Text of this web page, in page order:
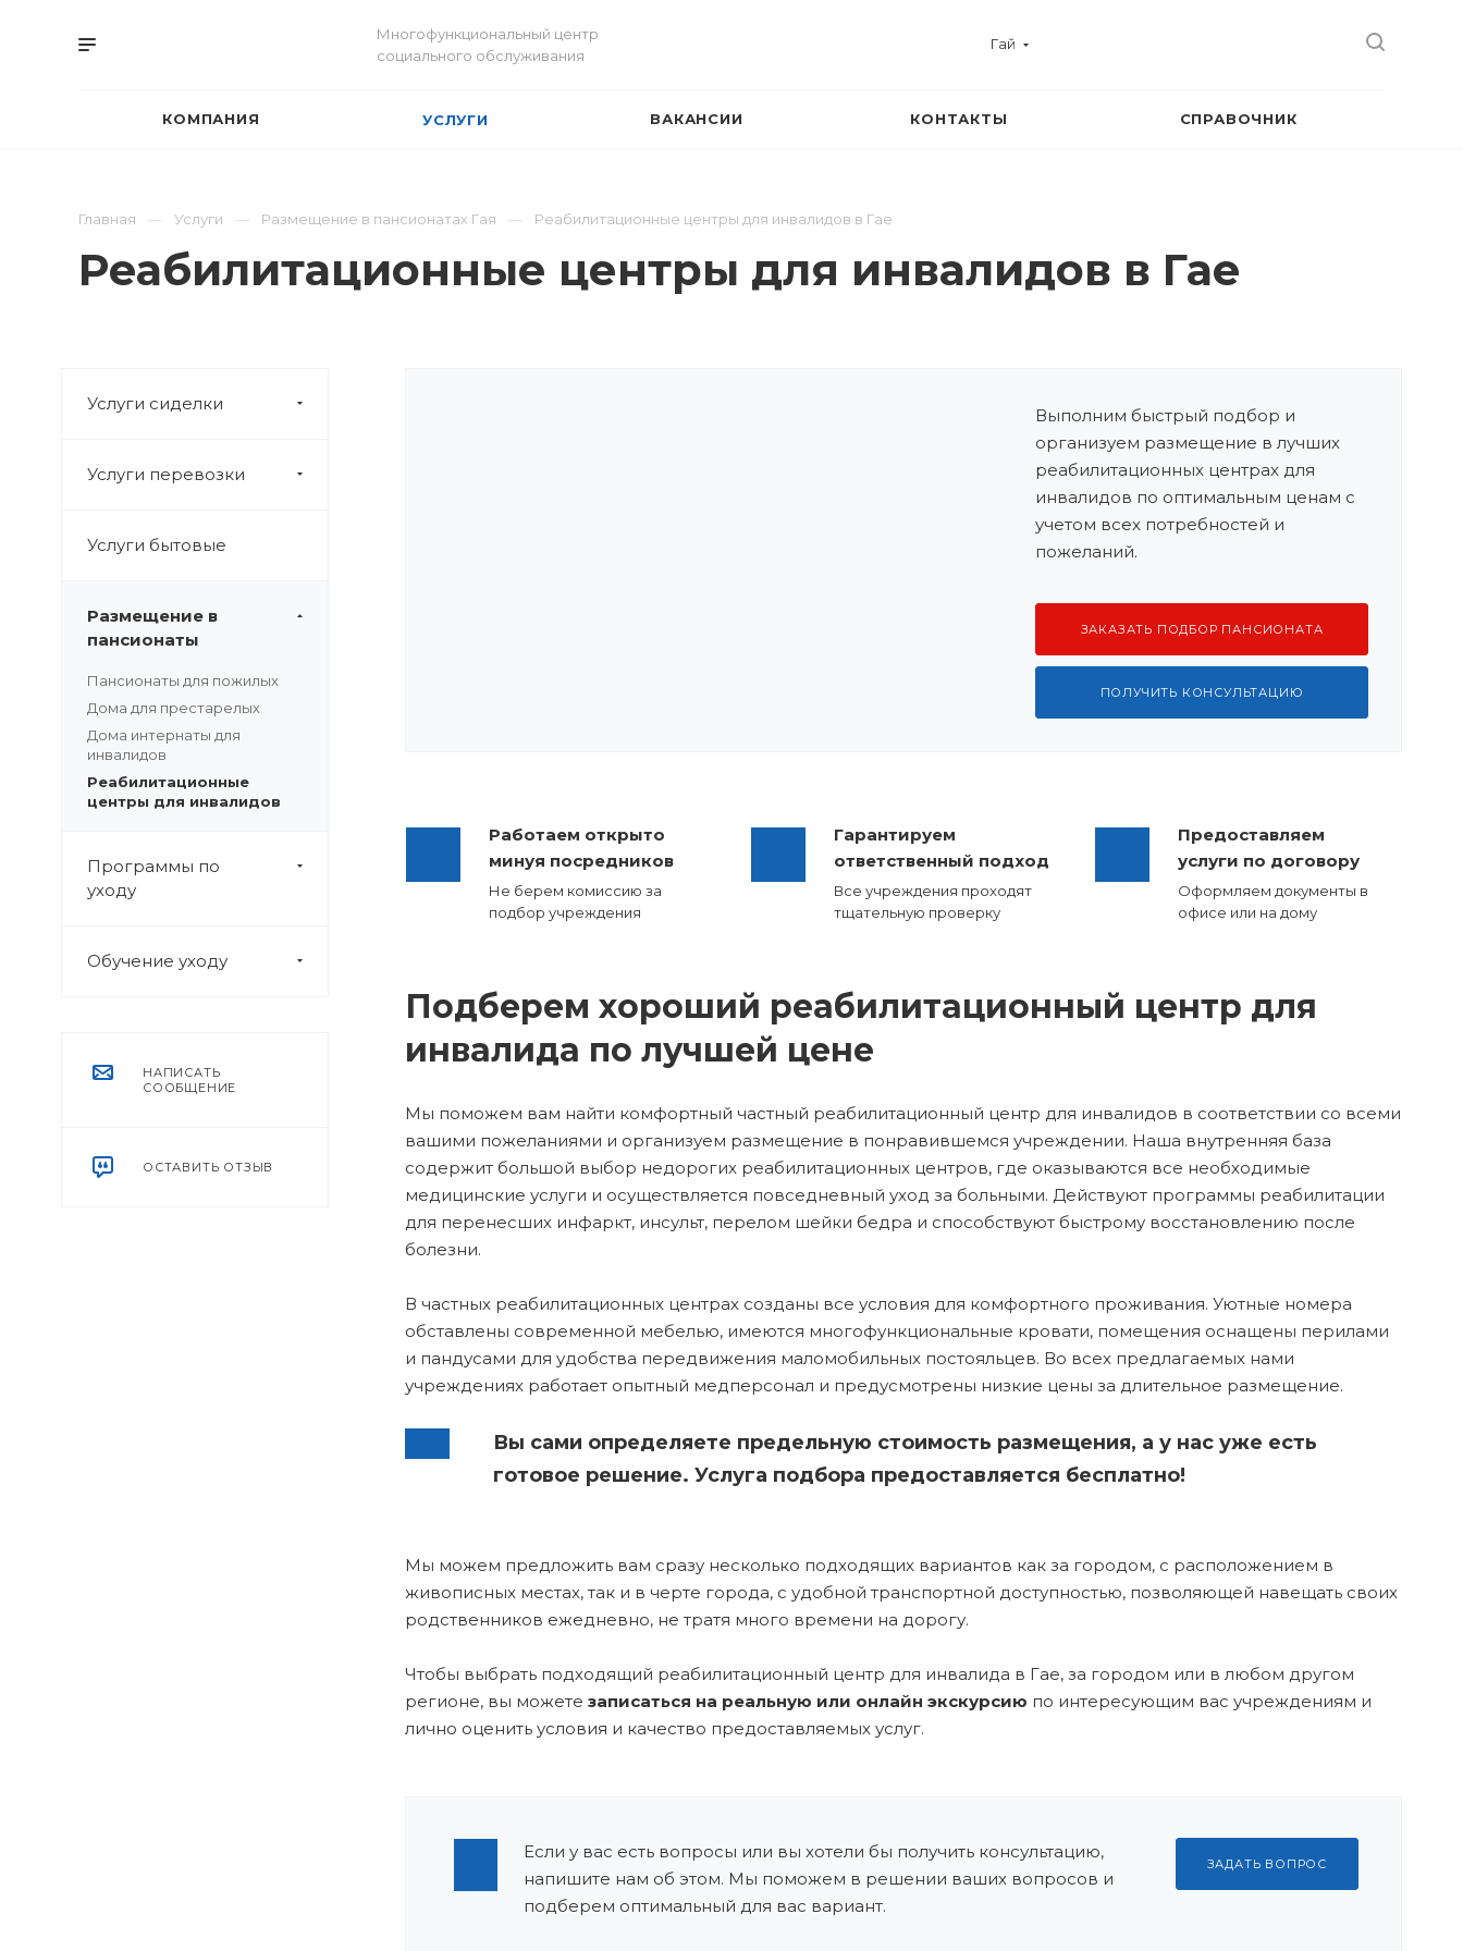
Многофункциональный центр
социального обслуживания
Гай
КОМПАНИЯ УСЛУГИ ВАКАНСИИ КОНТАКТЫ СПРАВОЧНИК
Главная Услуги Размещение в пансионатах Гая Реабилитационные центры для инвалидов в Гае
Реабилитационные центры для инвалидов в Гае
Услуги сиделки
Услуги перевозки
Услуги бытовые
Размещение в
пансионаты
Пансионаты для пожилых
Дома для престарелых
Дома интернаты для
инвалидов
Реабилитационные
центры для инвалидов
Программы по
уходу
Обучение уходу
НАПИСАТЬ
СООБЩЕНИЕ
ОСТАВИТЬ ОТЗЫВ
Выполним быстрый подбор и
организуем размещение в лучших
реабилитационных центрах для
инвалидов по оптимальным ценам с
учетом всех потребностей и
пожеланий.
ЗАКАЗАТЬ ПОДБОР ПАНСИОНАТА
ПОЛУЧИТЬ КОНСУЛЬТАЦИЮ
Работаем открыто
минуя посредников
Не берем комиссию за
подбор учреждения
Гарантируем
ответственный подход
Все учреждения проходят
тщательную проверку
Предоставляем
услуги по договору
Оформляем документы в
офисе или на дому
Подберем хороший реабилитационный центр для
инвалида по лучшей цене
Мы поможем вам найти комфортный частный реабилитационный центр для инвалидов в соответствии со всеми
вашими пожеланиями и организуем размещение в понравившемся учреждении. Наша внутренняя база
содержит большой выбор недорогих реабилитационных центров, где оказываются все необходимые
медицинские услуги и осуществляется повседневный уход за больными. Действуют программы реабилитации
для перенесших инфаркт, инсульт, перелом шейки бедра и способствуют быстрому восстановлению после
болезни.
В частных реабилитационных центрах созданы все условия для комфортного проживания. Уютные номера
обставлены современной мебелью, имеются многофункциональные кровати, помещения оснащены перилами
и пандусами для удобства передвижения маломобильных постояльцев. Во всех предлагаемых нами
учреждениях работает опытный медперсонал и предусмотрены низкие цены за длительное размещение.
Вы сами определяете предельную стоимость размещения, а у нас уже есть
готовое решение. Услуга подбора предоставляется бесплатно!
Мы можем предложить вам сразу несколько подходящих вариантов как за городом, с расположением в
живописных местах, так и в черте города, с удобной транспортной доступностью, позволяющей навещать своих
родственников ежедневно, не тратя много времени на дорогу.
Чтобы выбрать подходящий реабилитационный центр для инвалида в Гае, за городом или в любом другом
регионе, вы можете записаться на реальную или онлайн экскурсию по интересующим вас учреждениям и
лично оценить условия и качество предоставляемых услуг.
Если у вас есть вопросы или вы хотели бы получить консультацию,
напишите нам об этом. Мы поможем в решении ваших вопросов и
подберем оптимальный для вас вариант.
ЗАДАТЬ ВОПРОС